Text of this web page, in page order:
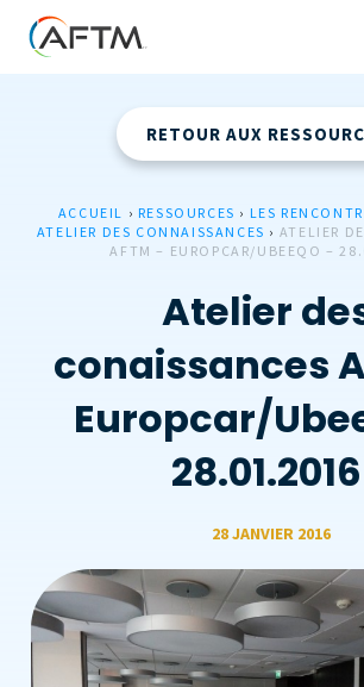
RETOUR AUX
ACCUEIL › RESSOURCES › LES
ATELIER DES CONNAISSANCES › ATELIER
AFTM – EUROPCAR/UBEEQO –
Atelier
conaissances
Europcar/
28.01.2016
28 JANVIER 2016